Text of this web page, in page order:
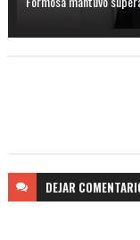
DEJAR